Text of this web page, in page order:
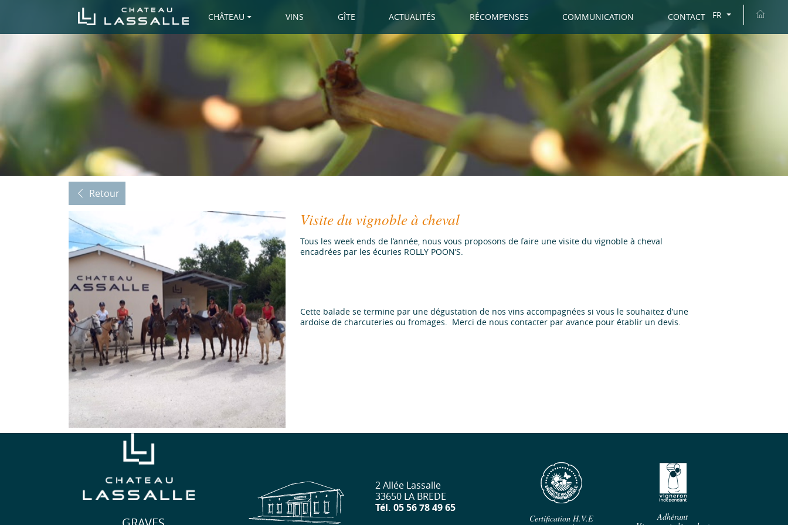
CHÂTEAU VINS GÎTE ACTUALITÉS RÉCOMPENSES COMMUNICATION CONTACT FR
Retour
Visite du vignoble à cheval
Tous les week ends de l’année, nous vous proposons de faire une visite du vignoble à cheval
encadrées par les écuries ROLLY POON’S.
Cette balade se termine par une dégustation de nos vins accompagnées si vous le souhaitez d’une
ardoise de charcuteries ou fromages. Merci de nous contacter par avance pour établir un devis.
2 Allée Lassalle
33650 LA BREDE
Tél. 05 56 78 49 65
Certification H.V.E
Adhérant